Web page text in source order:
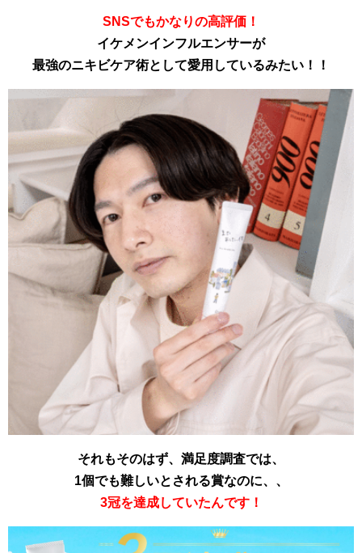
SNSでもかなりの高評価！
イケメンインフルエンサーが
最強のニキビケア術として愛用しているみたい！！
それもそのはず、満足度調査では、
1個でも難しいとされる賞なのに、、
3冠を達成していたんです！